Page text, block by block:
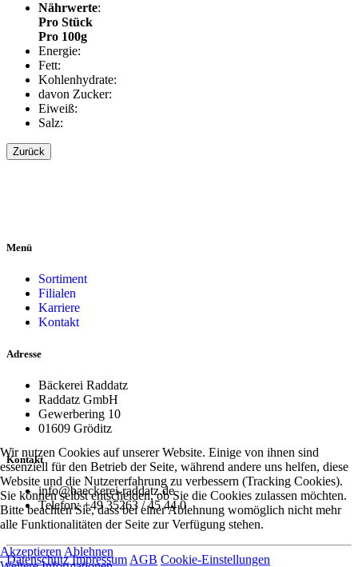
Nährwerte:
Pro Stück
Pro 100g
Energie:
Fett:
Kohlenhydrate:
davon Zucker:
Eiweiß:
Salz:
Zurück
Menü
Sortiment
Filialen
Karriere
Kontakt
Adresse
Bäckerei Raddatz
Raddatz GmbH
Gewerbering 10
01609 Gröditz
Kontakt
info@baeckerei-raddatz.de
Telefon: +49 35263 / 45 44 0
Datenschutz Impressum AGB Cookie-Einstellungen
Wir nutzen Cookies auf unserer Website. Einige von ihnen sind
essenziell für den Betrieb der Seite, während andere uns helfen, diese
Website und die Nutzererfahrung zu verbessern (Tracking Cookies).
Sie können selbst entscheiden, ob Sie die Cookies zulassen möchten.
Bitte beachten Sie, dass bei einer Ablehnung womöglich nicht mehr
alle Funktionalitäten der Seite zur Verfügung stehen.
Akzeptieren Ablehnen